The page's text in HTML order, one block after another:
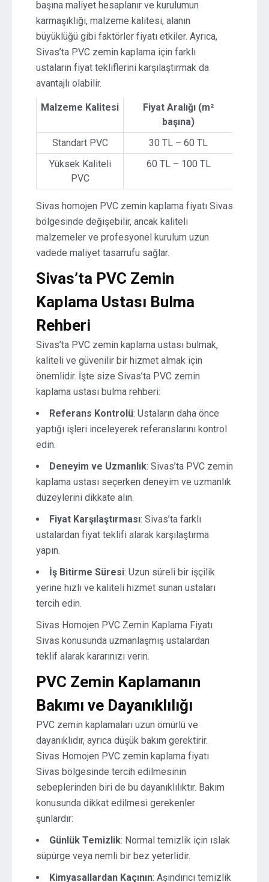
başına maliyet hesaplanır ve kurulumun
karmaşıklığı, malzeme kalitesi, alanın
büyüklüğü gibi faktörler fiyatı etkiler. Ayrıca,
Sivas’ta PVC zemin kaplama için farklı
ustaların fiyat tekliflerini karşılaştırmak da
avantajlı olabilir.
Malzeme Kalitesi
Fiyat Aralığı (m²
başına)
Standart PVC
30 TL – 60 TL
Yüksek Kaliteli
PVC
60 TL – 100 TL
Sivas homojen PVC zemin kaplama fiyatı Sivas
bölgesinde değişebilir, ancak kaliteli
malzemeler ve profesyonel kurulum uzun
vadede maliyet tasarrufu sağlar.
Sivas’ta PVC Zemin
Kaplama Ustası Bulma
Rehberi
Sivas’ta PVC zemin kaplama ustası bulmak,
kaliteli ve güvenilir bir hizmet almak için
önemlidir. İşte size Sivas’ta PVC zemin
kaplama ustası bulma rehberi:
Referans Kontrolü: Ustaların daha önce
yaptığı işleri inceleyerek referanslarını kontrol
edin.
Deneyim ve Uzmanlık: Sivas’ta PVC zemin
kaplama ustası seçerken deneyim ve uzmanlık
düzeylerini dikkate alın.
Fiyat Karşılaştırması: Sivas’ta farklı
ustalardan fiyat teklifi alarak karşılaştırma
yapın.
İş Bitirme Süresi: Uzun süreli bir işçilik
yerine hızlı ve kaliteli hizmet sunan ustaları
tercih edin.
Sivas Homojen PVC Zemin Kaplama Fiyatı
Sivas konusunda uzmanlaşmış ustalardan
teklif alarak kararınızı verin.
PVC Zemin Kaplamanın
Bakımı ve Dayanıklılığı
PVC zemin kaplamaları uzun ömürlü ve
dayanıklıdır, ayrıca düşük bakım gerektirir.
Sivas Homojen PVC zemin kaplama fiyatı
Sivas bölgesinde tercih edilmesinin
sebeplerinden biri de bu dayanıklılıktır. Bakım
konusunda dikkat edilmesi gerekenler
şunlardır:
Günlük Temizlik: Normal temizlik için ıslak
süpürge veya nemli bir bez yeterlidir.
Kimyasallardan Kaçının: Aşındırıcı temizlik